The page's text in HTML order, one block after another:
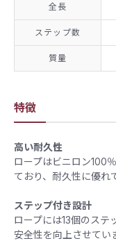
全長
ステップ数
質量
特徴
高い耐久性
ロープはビニロン100
ており、耐久性に優れ
ステップ付き設計
ロープには13個のステ
安全性を向上させてい